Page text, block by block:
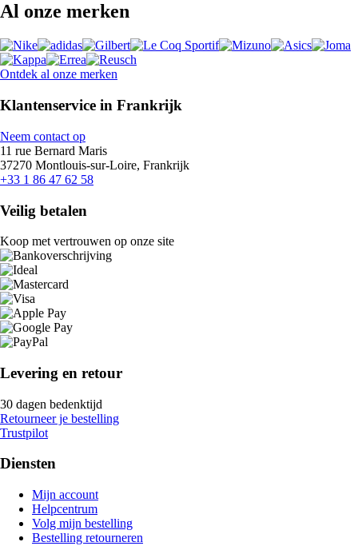
Al onze merken
Ontdek al onze merken
Klantenservice in Frankrijk
Neem contact op
11 rue Bernard Maris
37270 Montlouis-sur-Loire, Frankrijk
+33 1 86 47 62 58
Veilig betalen
Koop met vertrouwen op onze site
Levering en retour
30 dagen bedenktijd
Retourneer je bestelling
Trustpilot
Diensten
Mijn account
Helpcentrum
Volg mijn bestelling
Bestelling retourneren